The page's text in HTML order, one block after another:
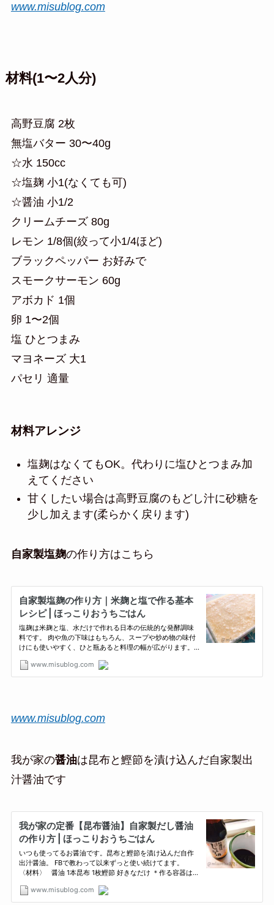
www.misublog.com
材料(1〜2人分)
高野豆腐 2枚
無塩バター 30〜40g
☆水 150cc
☆塩麹 小1(なくても可)
☆醤油 小1/2
クリームチーズ 80g
レモン 1/8個(絞って小1/4ほど)
ブラックペッパー お好みで
スモークサーモン 60g
アボカド 1個
卵 1〜2個
塩 ひとつまみ
マヨネーズ 大1
パセリ 適量
材料アレンジ
塩麹はなくてもOK。代わりに塩ひとつまみ加
えてください
甘くしたい場合は高野豆腐のもどし汁に砂糖を
少し加えます(柔らかく戻ります)
自家製塩麹の作り方はこちら
www.misublog.com
我が家の醤油は昆布と鰹節を漬け込んだ自家製出
汁醤油です